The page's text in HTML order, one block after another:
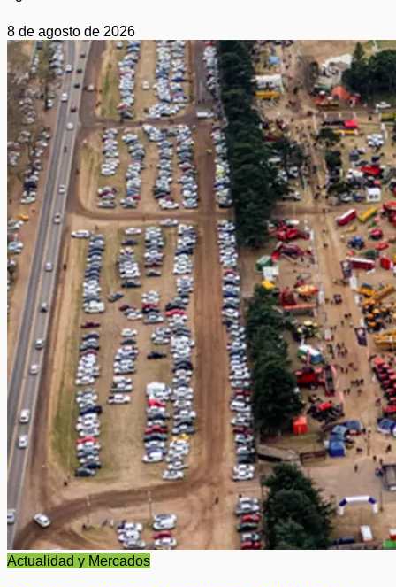
8 de agosto de 2026
Actualidad y Mercados